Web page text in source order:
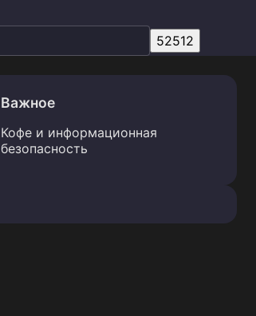
Важное
Кофе и информационная
безопасность